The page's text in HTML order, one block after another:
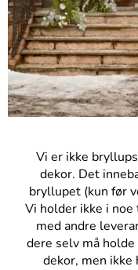
Vi er ikke
dekor. Det
bryllupet (kun før
Vi holder ikke i
med andre
dere selv må
dekor, men